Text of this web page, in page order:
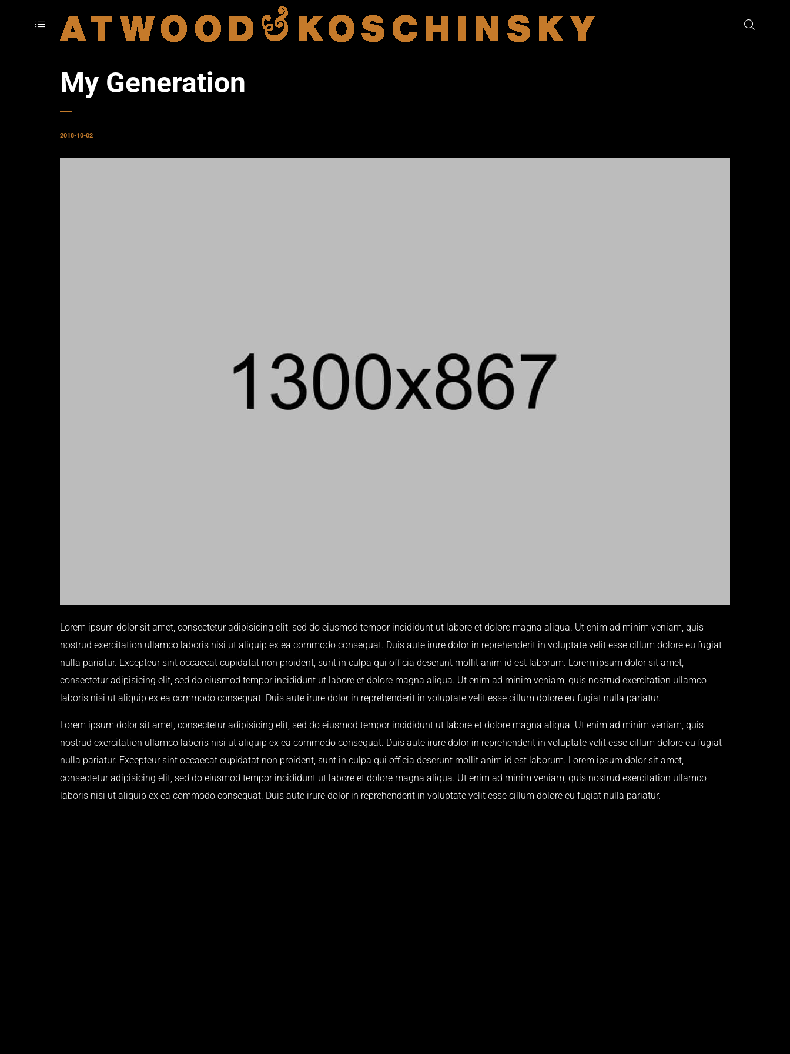
My Generation
2018-10-02
Lorem ipsum dolor sit amet, consectetur adipisicing elit, sed do eiusmod tempor incididunt ut labore et dolore magna aliqua. Ut enim ad minim veniam, quis
nostrud exercitation ullamco laboris nisi ut aliquip ex ea commodo consequat. Duis aute irure dolor in reprehenderit in voluptate velit esse cillum dolore eu fugiat
nulla pariatur. Excepteur sint occaecat cupidatat non proident, sunt in culpa qui officia deserunt mollit anim id est laborum. Lorem ipsum dolor sit amet,
consectetur adipisicing elit, sed do eiusmod tempor incididunt ut labore et dolore magna aliqua. Ut enim ad minim veniam, quis nostrud exercitation ullamco
laboris nisi ut aliquip ex ea commodo consequat. Duis aute irure dolor in reprehenderit in voluptate velit esse cillum dolore eu fugiat nulla pariatur.
Lorem ipsum dolor sit amet, consectetur adipisicing elit, sed do eiusmod tempor incididunt ut labore et dolore magna aliqua. Ut enim ad minim veniam, quis
nostrud exercitation ullamco laboris nisi ut aliquip ex ea commodo consequat. Duis aute irure dolor in reprehenderit in voluptate velit esse cillum dolore eu fugiat
nulla pariatur. Excepteur sint occaecat cupidatat non proident, sunt in culpa qui officia deserunt mollit anim id est laborum. Lorem ipsum dolor sit amet,
consectetur adipisicing elit, sed do eiusmod tempor incididunt ut labore et dolore magna aliqua. Ut enim ad minim veniam, quis nostrud exercitation ullamco
laboris nisi ut aliquip ex ea commodo consequat. Duis aute irure dolor in reprehenderit in voluptate velit esse cillum dolore eu fugiat nulla pariatur.